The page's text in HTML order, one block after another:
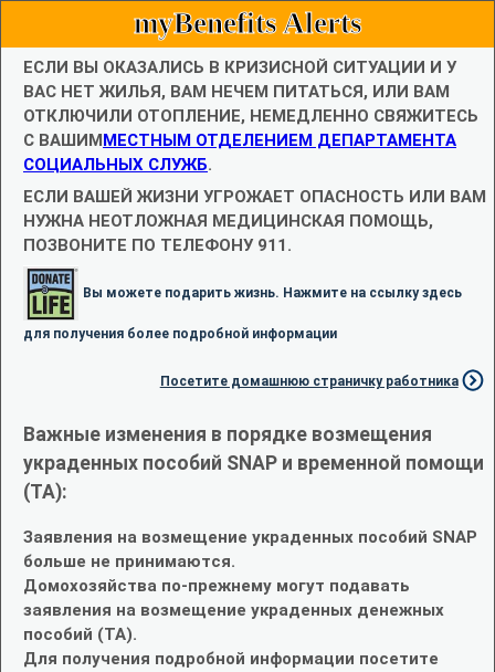
myBenefits Alerts
ЕСЛИ ВЫ ОКАЗАЛИСЬ В КРИЗИСНОЙ СИТУАЦИИ И У
ВАС НЕТ ЖИЛЬЯ, ВАМ НЕЧЕМ ПИТАТЬСЯ, ИЛИ ВАМ
ОТКЛЮЧИЛИ ОТОПЛЕНИЕ, НЕМЕДЛЕННО СВЯЖИТЕСЬ
С ВАШИММЕСТНЫМ ОТДЕЛЕНИЕМ ДЕПАРТАМЕНТА
СОЦИАЛЬНЫХ СЛУЖБ.
ЕСЛИ ВАШЕЙ ЖИЗНИ УГРОЖАЕТ ОПАСНОСТЬ ИЛИ ВАМ
НУЖНА НЕОТЛОЖНАЯ МЕДИЦИНСКАЯ ПОМОЩЬ,
ПОЗВОНИТЕ ПО ТЕЛЕФОНУ 911.
Вы можете подарить жизнь. Нажмите на ссылку здесь
для получения более подробной информации
Посетите домашнюю страничку работника
Важные изменения в порядке возмещения
украденных пособий SNAP и временной помощи
(TA):
Заявления на возмещение украденных пособий SNAP
больше не принимаются.
Домохозяйства по-прежнему могут подавать
заявления на возмещение украденных денежных
пособий (TA).
Для получения подробной информации посетите